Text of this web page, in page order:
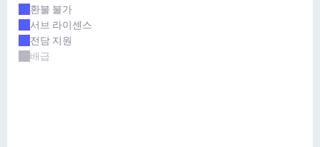
환불 불가
서브 라이센스
전담 지원
배급